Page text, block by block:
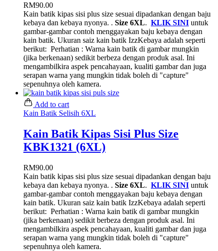
RM90.00
Kain batik kipas sisi plus size sesuai dipadankan dengan baju
kebaya dan kebaya nyonya. . Size 6XL. KLIK SINI untuk
gambar-gambar contoh menggayakan baju kebaya dengan
kain batik. Ukuran saiz kain batik IzzKebaya adalah seperti
berikut: Perhatian : Warna kain batik di gambar mungkin
(jika berkenaan) sedikit berbeza dengan produk asal. Ini
mengambilkira aspek pencahayaan, kualiti gambar dan juga
serapan warna yang mungkin tidak boleh di "capture"
sepenuhnya oleh kamera.
Add to cart
Kain Batik Selisih 6XL
Kain Batik Kipas Sisi Plus Size
KBK1321 (6XL)
RM90.00
Kain batik kipas sisi plus size sesuai dipadankan dengan baju
kebaya dan kebaya nyonya. . Size 6XL. KLIK SINI untuk
gambar-gambar contoh menggayakan baju kebaya dengan
kain batik. Ukuran saiz kain batik IzzKebaya adalah seperti
berikut: Perhatian : Warna kain batik di gambar mungkin
(jika berkenaan) sedikit berbeza dengan produk asal. Ini
mengambilkira aspek pencahayaan, kualiti gambar dan juga
serapan warna yang mungkin tidak boleh di "capture"
sepenuhnya oleh kamera.